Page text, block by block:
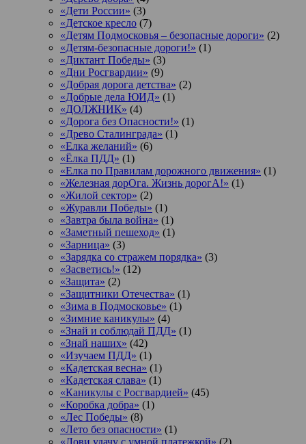
«Дети России» (3)
«Детское кресло (7)
«Детям Подмосковья – безопасные дороги» (2)
«Детям-безопасные дороги!» (1)
«Диктант Победы» (3)
«Дни Росгвардии» (9)
«Добрая дорога детства» (2)
«Добрые дела ЮИД» (1)
«ДОЛЖНИК» (4)
«Дорога без Опасности!» (1)
«Древо Сталинграда» (1)
«Елка желаний» (6)
«Ёлка ПДД» (1)
«Елка по Правилам дорожного движения» (1)
«Железная дорОга. Жизнь дорогА!» (1)
«Жилой сектор» (2)
«Журавли Победы» (1)
«Завтра была война» (1)
«Заметный пешеход» (1)
«Зарница» (3)
«Зарядка со стражем порядка» (3)
«Засветись!» (12)
«Защита» (2)
«Защитники Отечества» (1)
«Зима в Подмосковье» (1)
«Зимние каникулы» (4)
«Знай и соблюдай ПДД» (1)
«Знай наших» (42)
«Изучаем ПДД» (1)
«Кадетская весна» (1)
«Кадетская слава» (1)
«Каникулы с Росгвардией» (45)
«Коробка добра» (1)
«Лес Победы» (8)
«Лето без опасности» (1)
«Лови удачу с умной платежкой» (2)